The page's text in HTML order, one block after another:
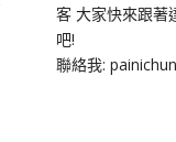
客 大家快來跟著
吧!
聯絡我: